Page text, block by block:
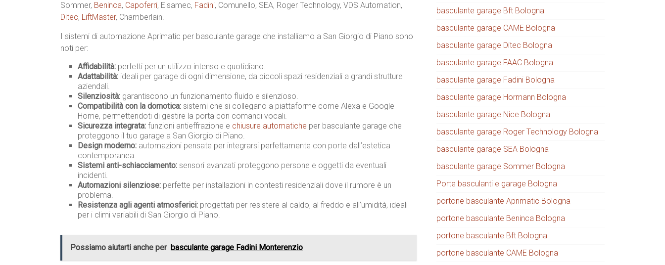
Sommer, Beninca, Capoferri, Elsamec, Fadini, Comunello, SEA, Roger Technology, VDS Automation,
Ditec, LiftMaster, Chamberlain.
I sistemi di automazione Aprimatic per basculante garage che installiamo a San Giorgio di Piano sono
noti per:
Affidabilità: perfetti per un utilizzo intenso e quotidiano.
Adattabilità: ideali per garage di ogni dimensione, da piccoli spazi residenziali a grandi strutture
aziendali.
Silenziosità: garantiscono un funzionamento fluido e silenzioso.
Compatibilità con la domotica: sistemi che si collegano a piattaforme come Alexa e Google
Home, permettendoti di gestire la porta con comandi vocali.
Sicurezza integrata: funzioni antieffrazione e chiusure automatiche per basculante garage che
proteggono il tuo garage a San Giorgio di Piano.
Design moderno: automazioni pensate per integrarsi perfettamente con porte dall’estetica
contemporanea.
Sistemi anti-schiacciamento: sensori avanzati proteggono persone e oggetti da eventuali
incidenti.
Automazioni silenziose: perfette per installazioni in contesti residenziali dove il rumore è un
problema.
Resistenza agli agenti atmosferici: progettati per resistere al caldo, al freddo e all’umidità, ideali
per i climi variabili di San Giorgio di Piano.
Possiamo aiutarti anche per basculante garage Fadini Monterenzio
basculante garage Bft Bologna
basculante garage CAME Bologna
basculante garage Ditec Bologna
basculante garage FAAC Bologna
basculante garage Fadini Bologna
basculante garage Hormann Bologna
basculante garage Nice Bologna
basculante garage Roger Technology Bologna
basculante garage SEA Bologna
basculante garage Sommer Bologna
Porte basculanti e garage Bologna
portone basculante Aprimatic Bologna
portone basculante Beninca Bologna
portone basculante Bft Bologna
portone basculante CAME Bologna